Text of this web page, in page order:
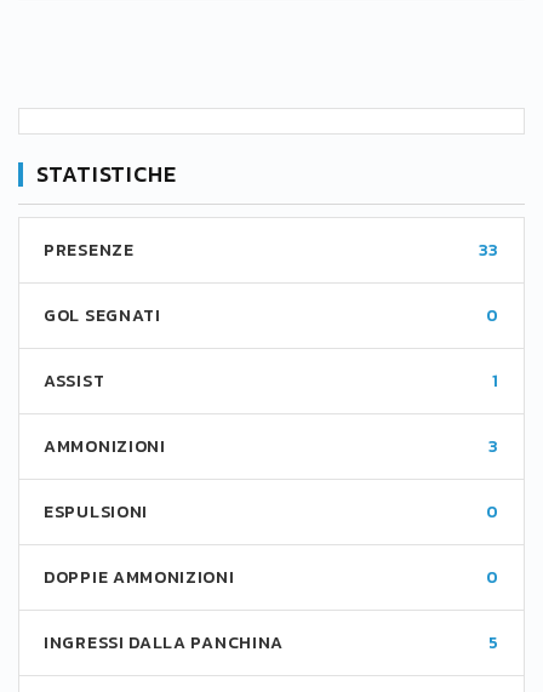
STATISTICHE
PRESENZE 33
GOL SEGNATI 0
ASSIST 1
AMMONIZIONI 3
ESPULSIONI 0
DOPPIE AMMONIZIONI 0
INGRESSI DALLA PANCHINA 5